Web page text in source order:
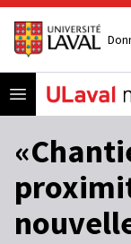
Open menu